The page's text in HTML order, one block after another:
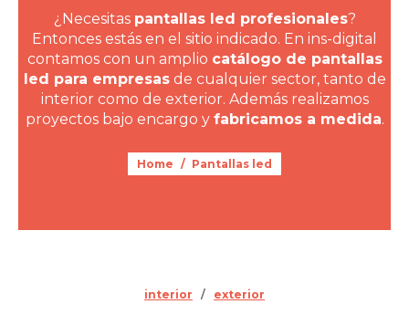
¿Necesitas pantallas led profesionales?
Entonces estás en el sitio indicado. En ins-digital
contamos con un amplio catálogo de pantallas
led para empresasde cualquier sector, tanto de
interior como de exterior. Además realizamos
proyectos bajo encargo y fabricamos a medida.
You are here:
Home Pantallas led
interior / exterior